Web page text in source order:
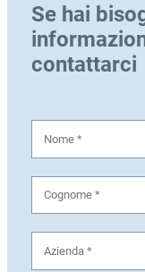
Se hai
contattarci